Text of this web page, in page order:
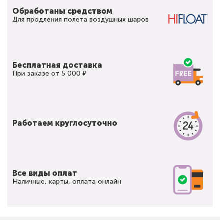
Обработаны средством
Для продления полета воздушных шаров
Бесплатная доставка
При заказе от 5 000 ₽
Работаем круглосуточно
Все виды оплат
Наличные, карты, оплата онлайн